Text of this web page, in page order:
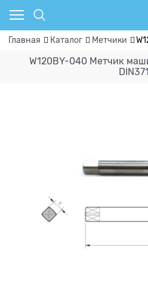
Главная Каталог Метчики
W120BY-040 Метчик
DIN371